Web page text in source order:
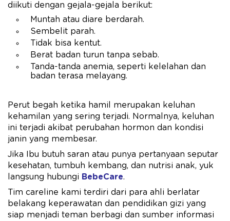
diikuti dengan gejala-gejala berikut:
Muntah atau diare berdarah.
Sembelit parah.
Tidak bisa kentut.
Berat badan turun tanpa sebab.
Tanda-tanda anemia, seperti kelelahan dan
badan terasa melayang.
Perut begah ketika hamil merupakan keluhan
kehamilan yang sering terjadi. Normalnya, keluhan
ini terjadi akibat perubahan hormon dan kondisi
janin yang membesar.
Jika Ibu butuh saran atau punya pertanyaan seputar
kesehatan, tumbuh kembang, dan nutrisi anak, yuk
langsung hubungi BebeCare.
Tim careline kami terdiri dari para ahli berlatar
belakang keperawatan dan pendidikan gizi yang
siap menjadi teman berbagi dan sumber informasi